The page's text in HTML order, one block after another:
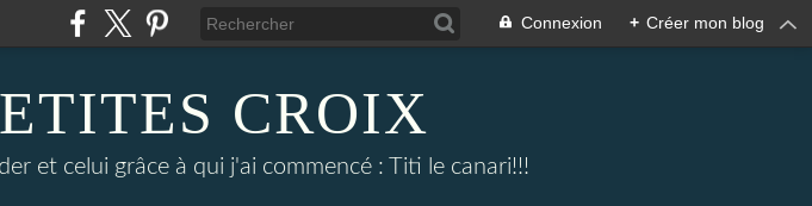
Connexion + Créer mon blog
CROIX
et celui grâce à qui j'ai commencé : Titi le canari!!!